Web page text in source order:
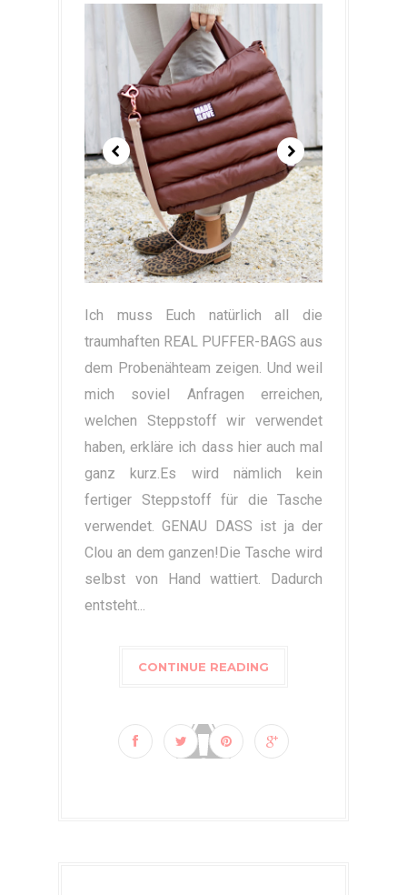
Ich muss Euch natürlich all die
traumhaften REAL PUFFER-BAGS aus
dem Probenähteam zeigen. Und weil
mich soviel Anfragen erreichen,
welchen Steppstoff wir verwendet
haben, erkläre ich dass hier auch mal
ganz kurz.Es wird nämlich kein
fertiger Steppstoff für die Tasche
verwendet. GENAU DASS ist ja der
Clou an dem ganzen!Die Tasche wird
selbst von Hand wattiert. Dadurch
entsteht...
CONTINUE READING